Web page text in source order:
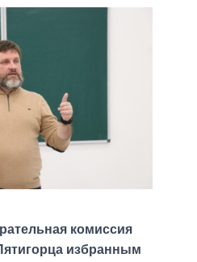
комиссия
избранным